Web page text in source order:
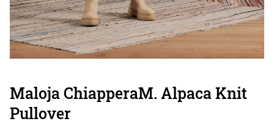
Maloja ChiapperaM. Alpaca Knit
Pullover